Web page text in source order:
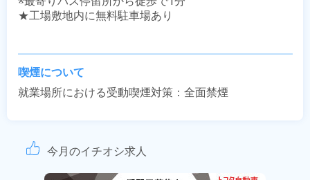
★工場敷地内に無料駐車場あり
喫煙について
就業場所における受動喫煙対策：全面禁煙
今月のイチオシ求人